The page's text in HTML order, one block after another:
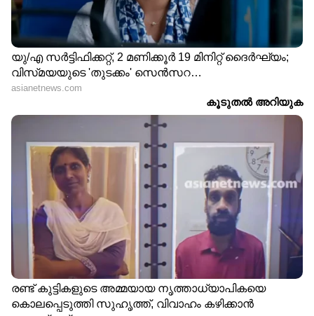
DOWNLOAD APP
RECOMMENDED STORIES
20ാം വയസിലെ ഇന്ത്യാ
സന്ദർശനത്തിനിടെ
ഗുരുതര അണുബാധ,
തലച്ചോറിൽ
താവളമാക്കിയത് 38
വിരകൾ, വൈറലായി
ബ്രിട്ടീഷ് പൗരയുടെ
വെളിപ്പെടുത്തൽ
മഴക്കാലമല്ലേ, കുടൽ
രോഗങ്ങൾ തടയാൻ
നിർബന്ധമായും ചെയ്യേണ്ട
കാര്യങ്ങൾ